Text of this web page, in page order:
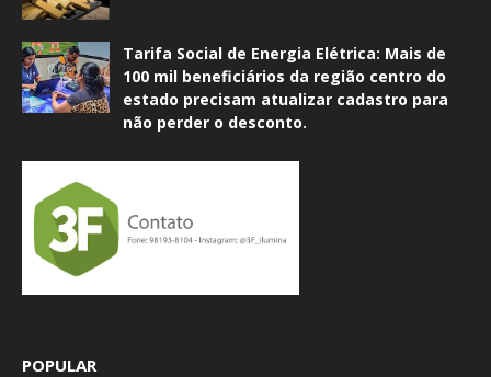
Tarifa Social de Energia Elétrica: Mais de
100 mil beneficiários da região centro do
estado precisam atualizar cadastro para
não perder o desconto.
POPULAR